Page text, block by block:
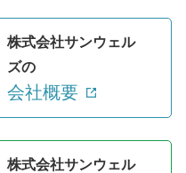
株式会社サンウェル
ズの
会社概要
株式会社サンウェル